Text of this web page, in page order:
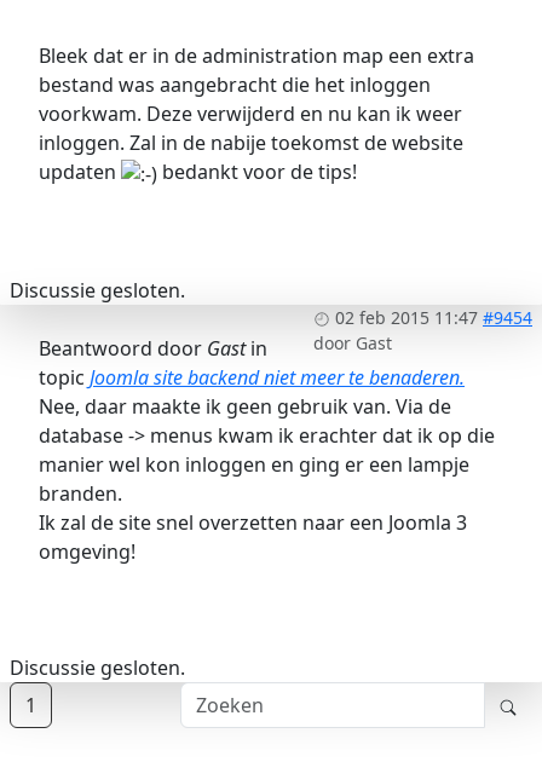
Bleek dat er in de administration map een extra
bestand was aangebracht die het inloggen
voorkwam. Deze verwijderd en nu kan ik weer
inloggen. Zal in de nabije toekomst de website
updaten
bedankt voor de tips!
Discussie gesloten.
02 feb 2015 11:47 #9454
door Gast
Beantwoord door Gastin
topic Joomla site backend niet meer te benaderen.
Nee, daar maakte ik geen gebruik van. Via de
database -> menus kwam ik erachter dat ik op die
manier wel kon inloggen en ging er een lampje
branden.
Ik zal de site snel overzetten naar een Joomla 3
omgeving!
Discussie gesloten.
1